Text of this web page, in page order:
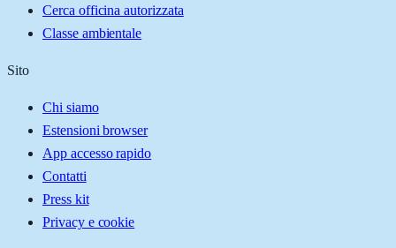
Cerca officina autorizzata
Classe ambientale
Sito
Chi siamo
Estensioni browser
App accesso rapido
Contatti
Press kit
Privacy e cookie